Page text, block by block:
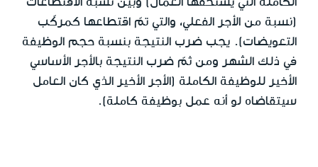
(نسبة من الأجر الفعلي، والتي تمّ اقتطاعها كمركّب
التعويضات). يجب ضرب النتيجة بنسبة حجم الوظيفة
في ذلك الشهر ومن ثمّ ضرب النتيجة بالأجر الأساسي
الأخير للوظيفة الكاملة (الأجر الأخير الذي كان العامل
سيتقاضاه لو أنه عمل بوظيفة كاملة).